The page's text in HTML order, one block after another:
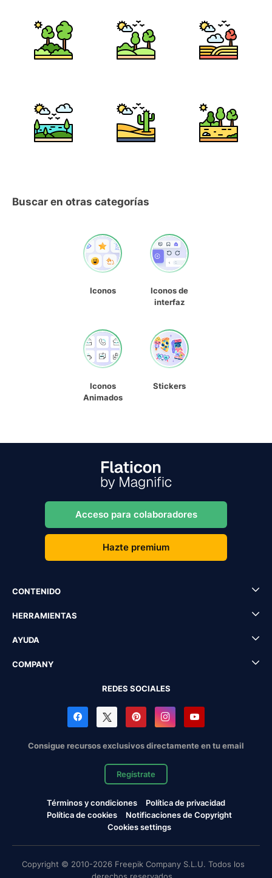
Buscar en otras categorías
Iconos
Iconos de
interfaz
Iconos
Animados
Stickers
Acceso para colaboradores
Hazte premium
CONTENIDO
HERRAMIENTAS
AYUDA
COMPANY
REDES SOCIALES
Consigue recursos exclusivos directamente en tu email
Regístrate
Términos y condiciones
Política de privacidad
Política de cookies
Notificaciones de Copyright
Cookies settings
Copyright © 2010-2026 Freepik Company S.L.U. Todos los